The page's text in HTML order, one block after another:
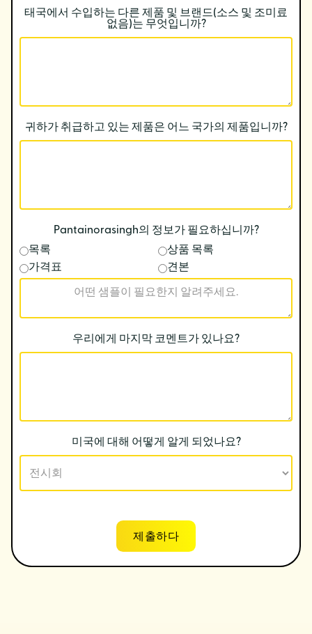
미국에 대해 어떻게 알게 되었나요?
태국에서 수입하는 다른 제품 및 브랜드(소스 및 조미료
없음)는 무엇입니까?
귀하가 취급하고 있는 제품은 어느 국가의 제품입니까?
우리에게 마지막 코멘트가 있나요?
Pantainorasingh의 정보가 필요하십니까?
목록
상품 목록
가격표
견본